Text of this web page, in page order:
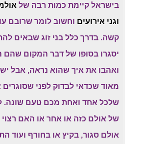
בישראל קיימת כמות רבה של
וגני אירועים וחשוב לומר שרובם
קשה. בדרך כלל בני זוג שבאים
יסגרו בסופו של דבר המקום שהם
ואהבו את איך שהוא נראה, אבל
מאוד שכדאי לבדוק לפני
שלכל אחד ואחת מכם טעם שונה.
של אולם כזה או אחר או האם רצוי
אולם סגור, בקיץ או בחורף ועוד